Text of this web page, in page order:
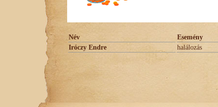
Név
Esemény
Iróczy Endre
halálozás